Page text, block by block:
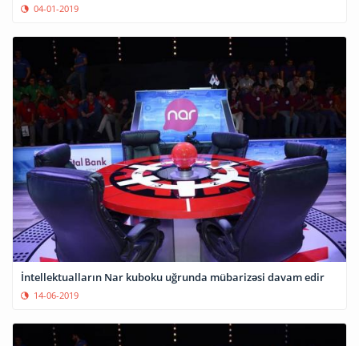
04-01-2019
İntellektualların Nar kuboku uğrunda mübarizəsi davam edir
14-06-2019